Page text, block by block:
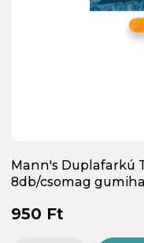
Mann's Duplafarkú
8db/csomag gumihal
950 Ft